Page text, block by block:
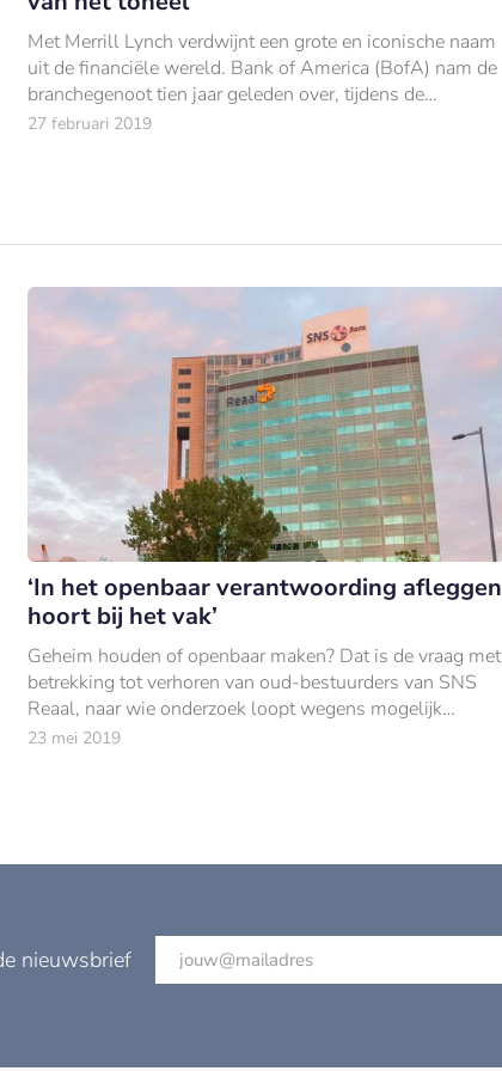
Met Merrill Lynch verdwijnt een grote en iconische naam
uit de financiële wereld. Bank of America (BofA) nam de
branchegenoot tien jaar geleden over, tijdens de
financiële crisis.
27 februari 2019
‘In het openbaar verantwoording afleggen
hoort bij het vak’
Geheim houden of openbaar maken? Dat is de vraag met
betrekking tot verhoren van oud-bestuurders van SNS
Reaal, naar wie onderzoek loopt wegens mogelijk
wanbeleid en de ondergang van de bankverzekera
23 mei 2019
nieuwsbrief